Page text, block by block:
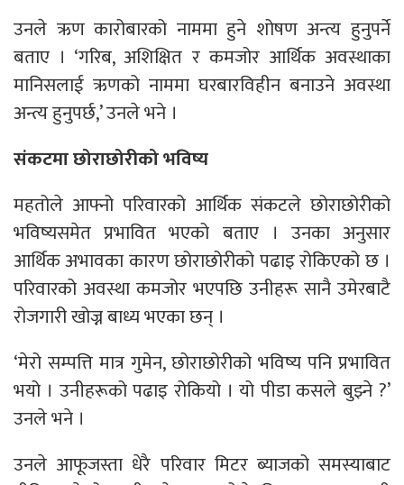
उनले ऋण कारोबारको नाममा हुने शोषण अन्त्य हुनुपर्ने
बताए । ‘गरिब, अशिक्षित र कमजोर आर्थिक अवस्थाका
मानिसलाई ऋणको नाममा घरबारविहीन बनाउने अवस्था
अन्त्य हुनुपर्छ,’ उनले भने ।
संकटमा छोराछोरीको भविष्य
महतोले आफ्नो परिवारको आर्थिक संकटले छोराछोरीको
भविष्यसमेत प्रभावित भएको बताए । उनका अनुसार
आर्थिक अभावका कारण छोराछोरीको पढाइ रोकिएको छ ।
परिवारको अवस्था कमजोर भएपछि उनीहरू सानै उमेरबाटै
रोजगारी खोज्न बाध्य भएका छन् ।
‘मेरो सम्पत्ति मात्र गुमेन, छोराछोरीको भविष्य पनि प्रभावित
भयो । उनीहरूको पढाइ रोकियो । यो पीडा कसले बुझ्ने ?’
उनले भने ।
उनले आफूजस्ता धेरै परिवार मिटर ब्याजको समस्याबाट